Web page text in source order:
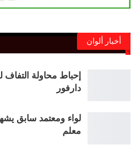
أخبار ألوان
إحباط محاولة
دارفور
لواء ومعتمد سابق
معلم